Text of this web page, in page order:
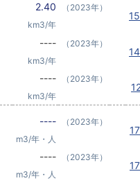
2.40
km3/年
（2023年）
----
km3/年
（2023年）
----
km3/年
（2023年）
----
m3/年・人
（2023年）
----
m3/年・人
（2023年）